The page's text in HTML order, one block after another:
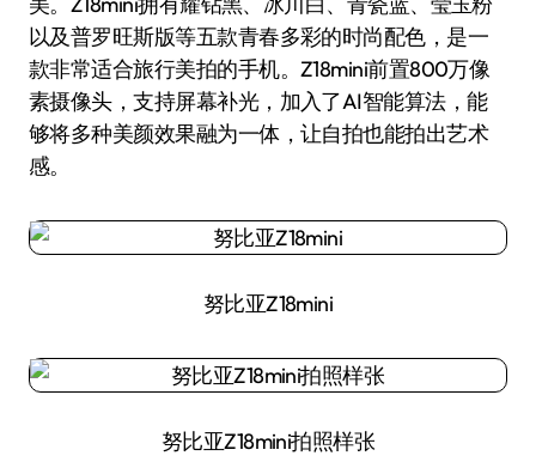
以及普罗旺斯版等五款青春多彩的时尚配色，是一
款非常适合旅行美拍的手机。Z18mini前置800万像
素摄像头，支持屏幕补光，加入了AI智能算法，能
够将多种美颜效果融为一体，让自拍也能拍出艺术
感。
努比亚Z18mini
努比亚Z18mini拍照样张